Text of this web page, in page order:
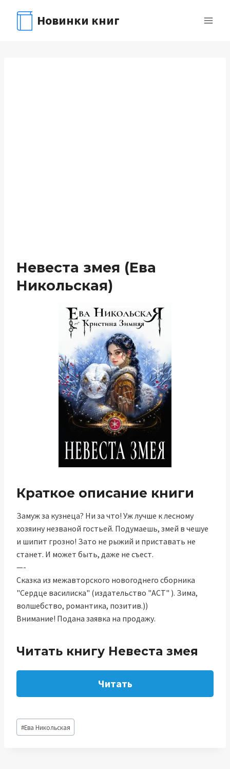
содержимому
Новинки книг
Невеста змея (Ева
Никольская)
Краткое описание книги
Замуж за кузнеца? Ни за что! Уж лучше к лесному
хозяину незваной гостьей. Подумаешь, змей в чешуе
и шипит грозно! Зато не рыжий и приставать не
станет. И может быть, даже не съест.
—-
Сказка из межавторского новогоднего сборника
"Сердце василиска" (издательство "АСТ" ). Зима,
волшебство, романтика, позитив.))
Внимание! Подана заявка на продажу.
Читать книгу Невеста змея
Читать
Метки
записи:
#Ева Никольская